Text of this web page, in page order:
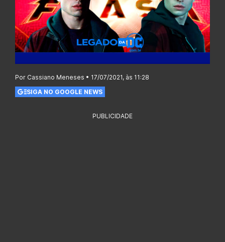
Por Cassiano Meneses • 17/07/2021, às 11:28
SIGA NO GOOGLE NEWS
PUBLICIDADE